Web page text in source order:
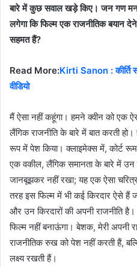
बारे में कुछ सवाल खड़े किए। जन गण
लगेगा कि फिल्म एक राजनीतिक बयान
सहमत हैं?
Read More:Kirti Sanon : कीर्ति
वीडियो
मैं ऐसा नहीं कहूंगा। हमने क्वीन को एक
लैंगिक राजनीति के बारे में बात करती
रूप में पेश किया। क्लाइमेक्स में, कोर्ट रूम
एक वकील, लैंगिक समानता के बारे में
जानबूझकर नहीं रखा; यह एक ऐसा
तरह इस फिल्म में भी कई किरदार ऐसे हैं
और उन किरदारों की अपनी राजनीति
फिल्म नहीं बनाऊंगा। बेशक, मेरी अपनी
राजनीतिक रुख को पेश नहीं करती हैं,
लक्ष्य रखती हैं।